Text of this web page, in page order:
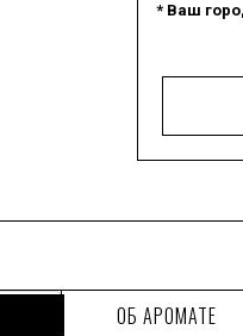
* Ваш
ОБ АРОМАТЕ